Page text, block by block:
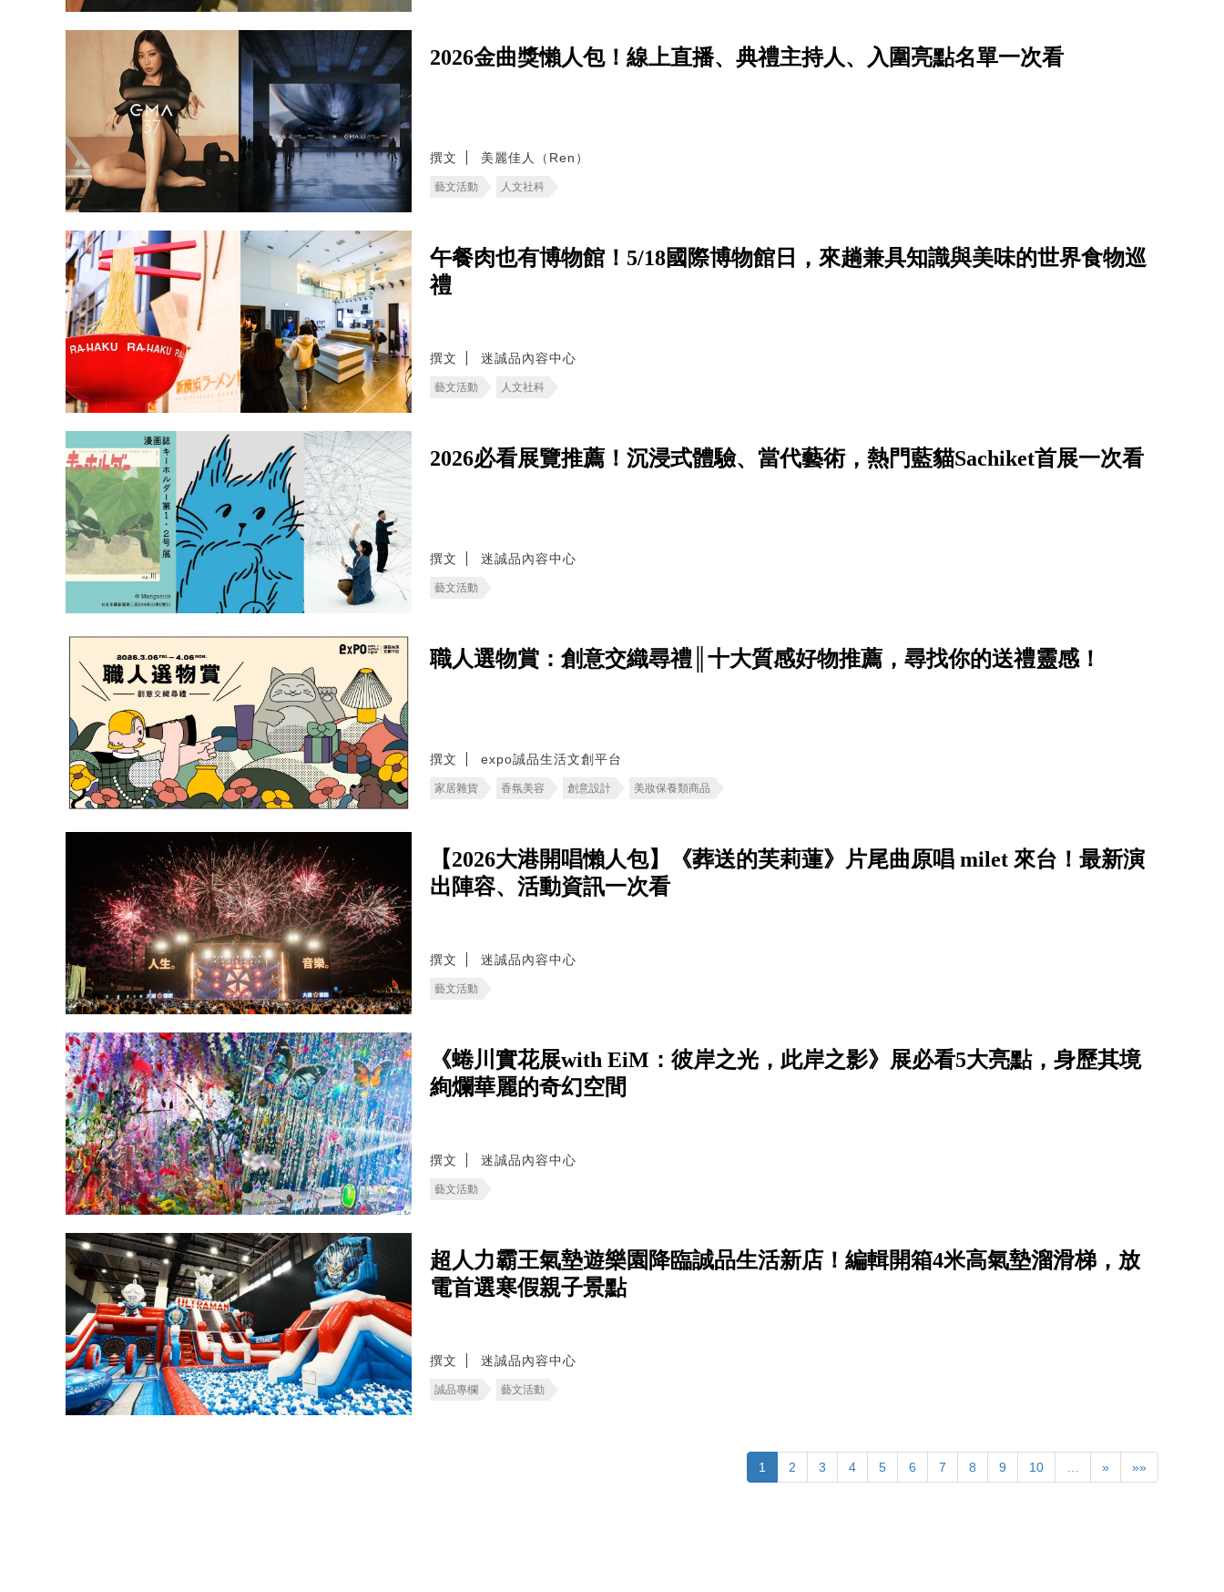
2026金曲獎懶人包！線上直播、典禮主持人、入圍亮點名單一次看
撰文 美麗佳人（Ren）
藝文活動 人文社科
午餐肉也有博物館！5/18國際博物館日，來趟兼具知識與美味的世界食物巡
禮
撰文 迷誠品內容中心
藝文活動 人文社科
2026必看展覽推薦！沉浸式體驗、當代藝術，熱門藍貓Sachiket首展一次看
撰文 迷誠品內容中心
藝文活動
職人選物賞：創意交織尋禮║十大質感好物推薦，尋找你的送禮靈感！
撰文 expo誠品生活文創平台
家居雜貨 香氛美容 創意設計 美妝保養類商品
【2026大港開唱懶人包】《葬送的芙莉蓮》片尾曲原唱 milet 來台！最新演
出陣容、活動資訊一次看
撰文 迷誠品內容中心
藝文活動
《蜷川實花展with EiM：彼岸之光，此岸之影》展必看5大亮點，身歷其境
絢爛華麗的奇幻空間
撰文 迷誠品內容中心
藝文活動
超人力霸王氣墊遊樂園降臨誠品生活新店！編輯開箱4米高氣墊溜滑梯，放
電首選寒假親子景點
撰文 迷誠品內容中心
誠品專欄 藝文活動
1 2 3 4 5 6 7 8 9 10 … » »»